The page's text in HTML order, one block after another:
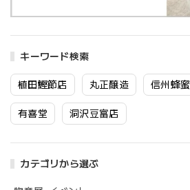
キーワード検索
植田鰹節店 丸正醸造 信州蜂
有喜堂 洞沢豆富店
カテゴリから選ぶ